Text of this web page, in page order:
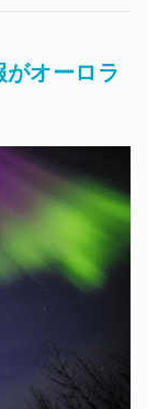
オーロラ